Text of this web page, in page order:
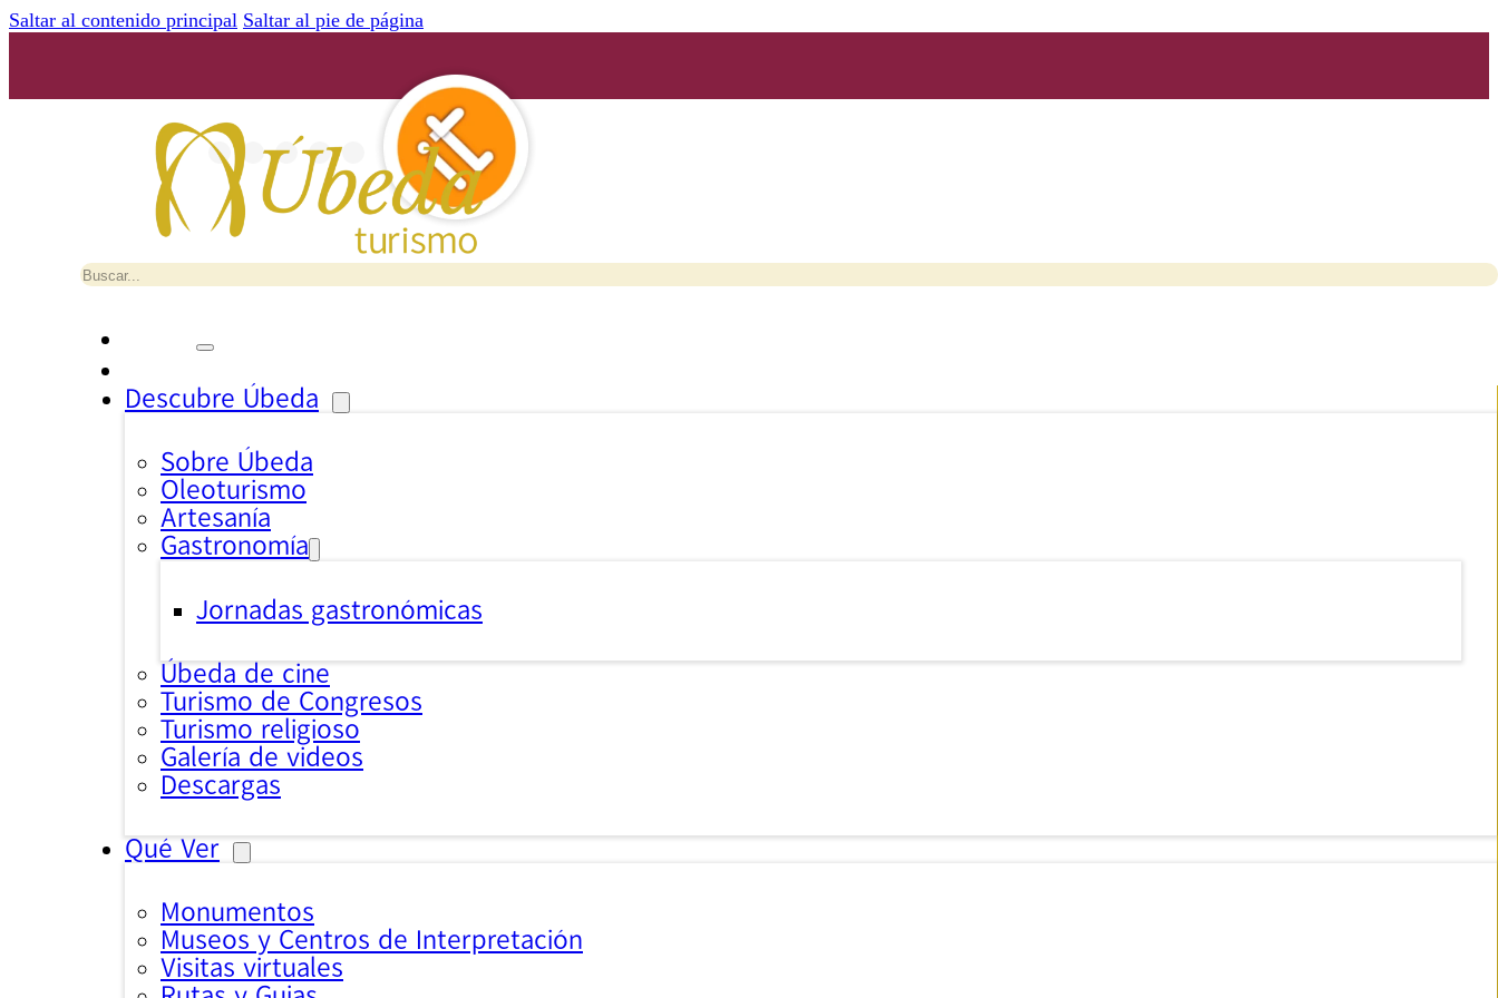
Saltar al contenido principal Saltar al pie de página
Buscar
Descubre Úbeda
Sobre Úbeda
Oleoturismo
Artesanía
Gastronomía
Jornadas gastronómicas
Úbeda de cine
Turismo de Congresos
Turismo religioso
Galería de videos
Descargas
Qué Ver
Monumentos
Museos y Centros de Interpretación
Visitas virtuales